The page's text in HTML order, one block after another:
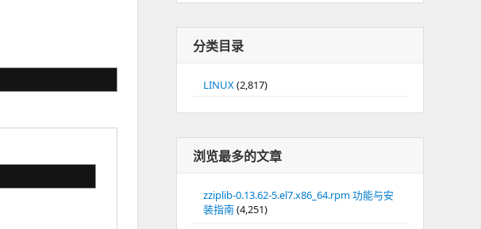
分类目录
LINUX(2,817)
浏览最多的文章
zziplib-0.13.62-5.el7.x86_64.rpm 功能与安
装指南(4,251)